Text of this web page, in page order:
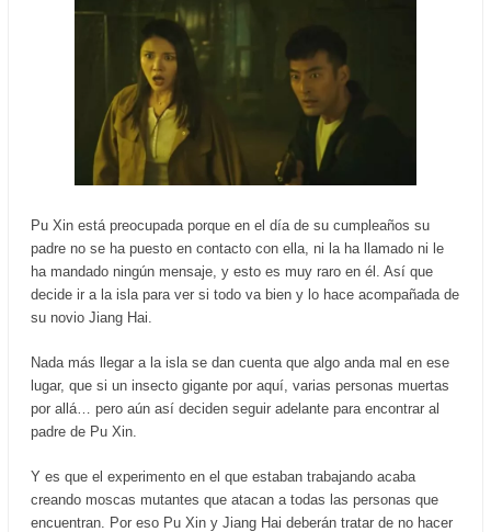
Pu Xin está preocupada porque en el día de su cumpleaños su
padre no se ha puesto en contacto con ella, ni la ha llamado ni le
ha mandado ningún mensaje, y esto es muy raro en él. Así que
decide ir a la isla para ver si todo va bien y lo hace acompañada de
su novio Jiang Hai.
Nada más llegar a la isla se dan cuenta que algo anda mal en ese
lugar, que si un insecto gigante por aquí, varias personas muertas
por allá… pero aún así deciden seguir adelante para encontrar al
padre de Pu Xin.
Y es que el experimento en el que estaban trabajando acaba
creando moscas mutantes que atacan a todas las personas que
encuentran. Por eso Pu Xin y Jiang Hai deberán tratar de no hacer